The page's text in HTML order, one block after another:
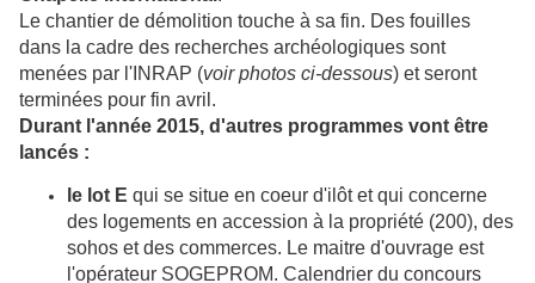
Le chantier de démolition touche à sa fin. Des fouilles
dans la cadre des recherches archéologiques sont
menées par l'INRAP (voir photos ci-dessous) et seront
terminées pour fin avril.
Durant l'année 2015, d'autres programmes vont être
lancés :
le lot E qui se situe en coeur d'ilôt et qui concerne
des logements en accession à la propriété (200), des
sohos et des commerces. Le maitre d'ouvrage est
l'opérateur SOGEPROM. Calendrier du concours